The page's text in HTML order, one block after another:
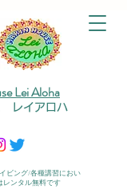
Lei Aloha
レイアロハ
ビング/各種講習におい
レンタル無料です